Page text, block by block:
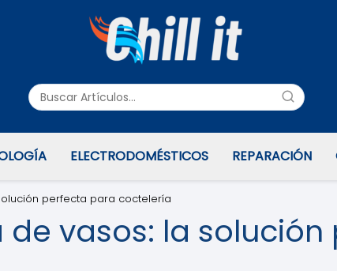
ELECTRODOMÉSTICOS REPARACIÓN
perfecta para coctelería
vasos: la